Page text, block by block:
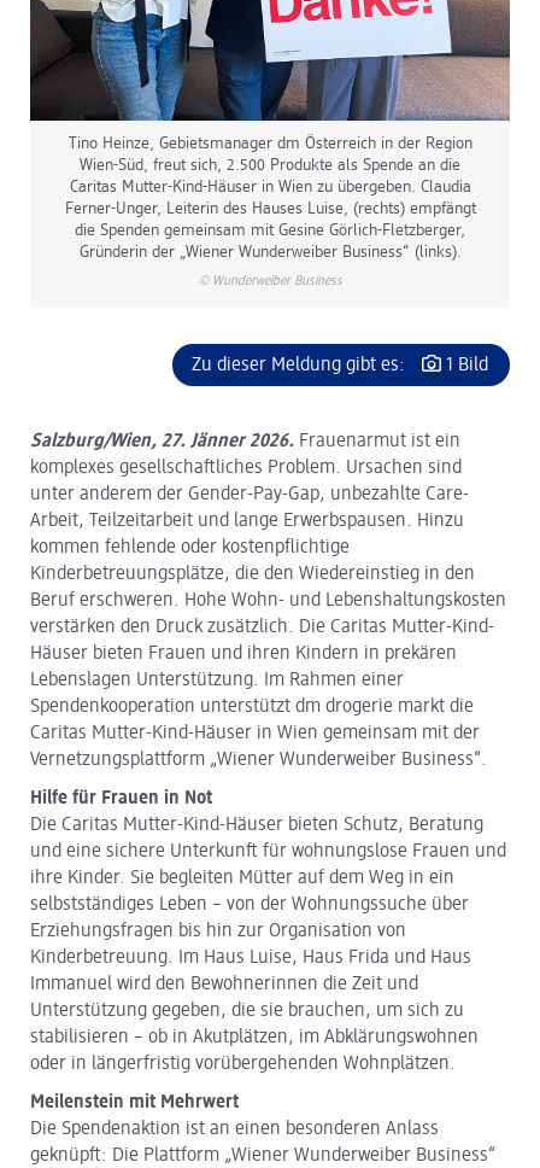
Tino Heinze, Gebietsmanager dm Österreich in der Region
Wien-Süd, freut sich, 2.500 Produkte als Spende an die
Caritas Mutter-Kind-Häuser in Wien zu übergeben. Claudia
Ferner-Unger, Leiterin des Hauses Luise, (rechts) empfängt
die Spenden gemeinsam mit Gesine Görlich-Fletzberger,
Gründerin der „Wiener Wunderweiber Business“ (links).
© Wunderweiber Business
Zu dieser Meldung gibt es: 1 Bild
Salzburg/Wien, 27. Jänner 2026. Frauenarmut ist ein
komplexes gesellschaftliches Problem. Ursachen sind
unter anderem der Gender-Pay-Gap, unbezahlte Care-
Arbeit, Teilzeitarbeit und lange Erwerbspausen. Hinzu
kommen fehlende oder kostenpflichtige
Kinderbetreuungsplätze, die den Wiedereinstieg in den
Beruf erschweren. Hohe Wohn- und Lebenshaltungskosten
verstärken den Druck zusätzlich. Die Caritas Mutter-Kind-
Häuser bieten Frauen und ihren Kindern in prekären
Lebenslagen Unterstützung. Im Rahmen einer
Spendenkooperation unterstützt dm drogerie markt die
Caritas Mutter-Kind-Häuser in Wien gemeinsam mit der
Vernetzungsplattform „Wiener Wunderweiber Business“.
Hilfe für Frauen in Not
Die Caritas Mutter-Kind-Häuser bieten Schutz, Beratung
und eine sichere Unterkunft für wohnungslose Frauen und
ihre Kinder. Sie begleiten Mütter auf dem Weg in ein
selbstständiges Leben – von der Wohnungssuche über
Erziehungsfragen bis hin zur Organisation von
Kinderbetreuung. Im Haus Luise, Haus Frida und Haus
Immanuel wird den Bewohnerinnen die Zeit und
Unterstützung gegeben, die sie brauchen, um sich zu
stabilisieren – ob in Akutplätzen, im Abklärungswohnen
oder in längerfristig vorübergehenden Wohnplätzen.
Meilenstein mit Mehrwert
Die Spendenaktion ist an einen besonderen Anlass
geknüpft: Die Plattform „Wiener Wunderweiber Business“